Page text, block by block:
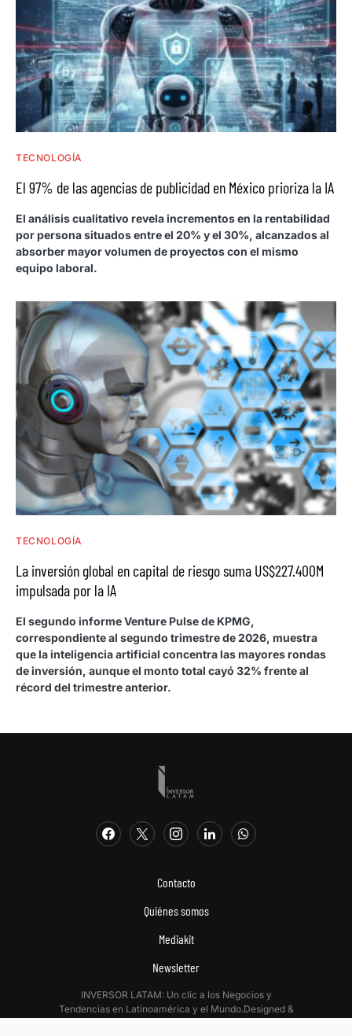
TECNOLOGÍA
El 97% de las agencias de publicidad en México prioriza la IA
El análisis cualitativo revela incrementos en la rentabilidad
por persona situados entre el 20% y el 30%, alcanzados al
absorber mayor volumen de proyectos con el mismo
equipo laboral.
TECNOLOGÍA
La inversión global en capital de riesgo suma US$227.400M
impulsada por la IA
El segundo informe Venture Pulse de KPMG,
correspondiente al segundo trimestre de 2026, muestra
que la inteligencia artificial concentra las mayores rondas
de inversión, aunque el monto total cayó 32% frente al
récord del trimestre anterior.
Contacto
Quiénes somos
Mediakit
Newsletter
INVERSOR LATAM: Un clic a los Negocios y
Tendencias en Latinoamérica y el Mundo.Designed &